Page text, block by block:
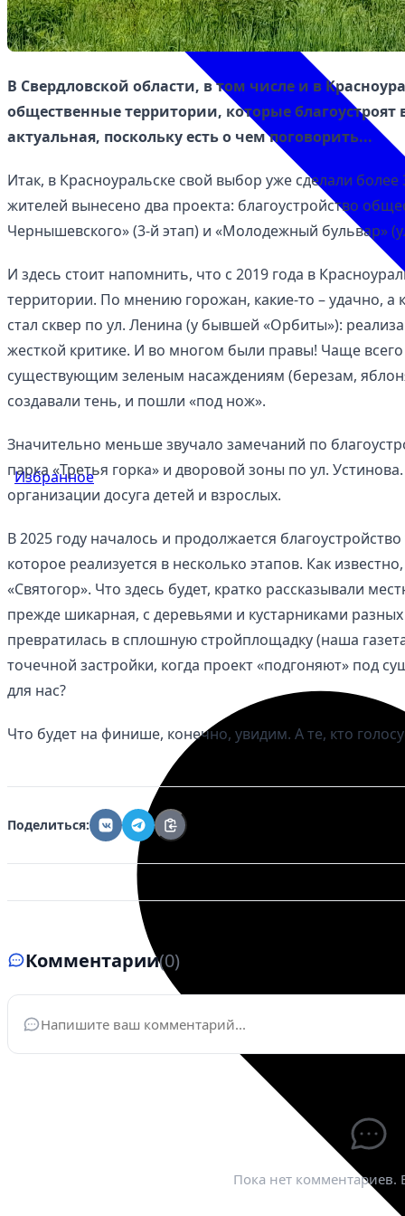
Избранное
В Свердловской области, в том числе и в
общественные территории, которые благоустроят
актуальная, поскольку есть о чем поговорить...
Итак, в Красноуральске свой выбор уже сделали
жителей вынесено два проекта: благоустройство
Чернышевского» (3-й этап) и «Молодежный бульвар»
И здесь стоит напомнить, что с 2019 года в
территории. По мнению горожан, какие-то – удачно, а
стал сквер по ул. Ленина (у бывшей «Орбиты»):
жесткой критике. И во многом были правы! Чаще
существующим зеленым насаждениям (березам,
создавали тень, и пошли «под нож».
Значительно меньше звучало замечаний по
парка «Третья горка» и дворовой зоны по ул.
организации досуга детей и взрослых.
В 2025 году началось и продолжается
которое реализуется в несколько этапов. Как
«Святогор». Что здесь будет, кратко рассказывали
прежде шикарная, с деревьями и кустарниками
превратилась в сплошную стройплощадку (наша
точечной застройки, когда проект «подгоняют» под
для нас?
Что будет на финише, конечно, увидим. А те, кто
Поделиться:
Комментарии(0)
Ваше имя*
Пока нет комментариев.